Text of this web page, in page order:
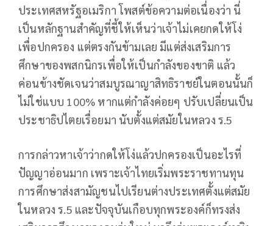
ประเทศสหรัฐอเมริกา โพสต์ข้อความต่อเนื่องว่า นี่
เป็นหลักฐานสำคัญที่ชี้ให้เห็นว่าเจ้าไม่เคยกดให้โง่
เพื่อปกครอง แต่ตรงกันข้ามเลย มีแต่ส่งเสริมการ
ศึกษาของพสกนิกรเพื่อให้เป็นกำลังของขาติ แล้ว
ค่อนข้างชัดเจนว่าสมบูรณาญาสิทธิราชย์ในตอนนั้นก็
ไม่ใช่แบบ 100% หากแต่กำลังค่อยๆ ปรับเปลี่ยนเป็น
ประชาธิปไตยเรื่อยมา นับตั้งแต่สมัยในหลวง ร.5
การกล่าวหาเจ้าว่ากดให้โง่แล้วปกครองเป็นอะไรที่
ปัญญาอ่อนมาก เพราะเจ้าไทยเริ่มพระราชทานทุน
การศึกษาส่งสามัญชนไปเรียนต่างประเทศตั้งแต่สมัย
ในหลวง ร.5 และปัจจุบันเกือบทุกพระองค์ก็ทรงส่ง